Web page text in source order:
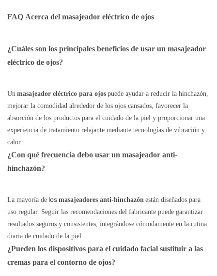
FAQ Acerca del masajeador eléctrico de ojos
¿Cuáles son los principales beneficios de usar un masajeador
eléctrico de ojos?
Un masajeador eléctrico para ojos puede ayudar a reducir la hinchazón,
mejorar la comodidad alrededor de los ojos cansados, favorecer la
absorción de los productos para el cuidado de la piel y proporcionar una
experiencia de tratamiento relajante mediante tecnologías de vibración y
calor.
¿Con qué frecuencia debo usar un masajeador anti-
hinchazón?
La mayoría de los masajeadores anti-hinchazón están diseñados para
uso regular. Seguir las recomendaciones del fabricante puede garantizar
resultados seguros y consistentes, integrándose cómodamente en la rutina
diaria de cuidado de la piel.
¿Pueden los dispositivos para el cuidado facial sustituir a las
cremas para el contorno de ojos?